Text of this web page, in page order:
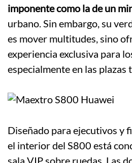
imponente como la de un
urbano. Sin embargo, su
es mover multitudes, sino
experiencia exclusiva para
especialmente en las plazas
Diseñado para ejecutivos y
el interior del S800 está